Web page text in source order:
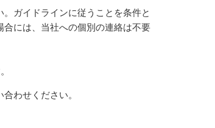
。ガイドラインに従うことを条件と
には、当社への個別の連絡は不要
わせください。